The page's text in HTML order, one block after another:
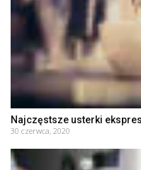
Najczęstsze usterki
30 czerwca, 2020